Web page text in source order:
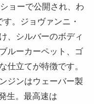
ョーで公開され、わ
。ジョヴァンニ・
、シルバーのボディ
ルーカーペット、ゴ
仕立てが特徴です。
ジンはウェーバー製
生。最高速は